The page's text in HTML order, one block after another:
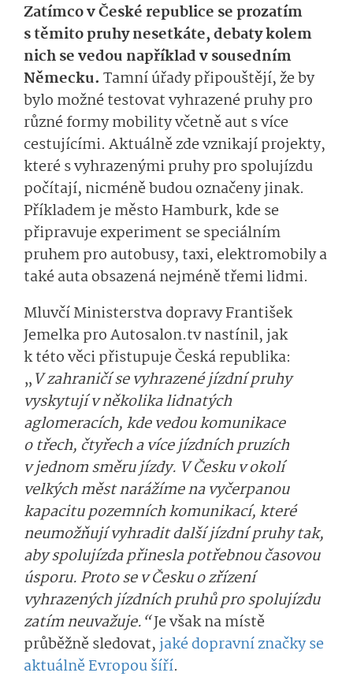
Zatímco v České republice se prozatím
s těmito pruhy nesetkáte, debaty kolem
nich se vedou například v sousedním
Německu. Tamní úřady připouštějí, že by
bylo možné testovat vyhrazené pruhy pro
různé formy mobility včetně aut s více
cestujícími. Aktuálně zde vznikají projekty,
které s vyhrazenými pruhy pro spolujízdu
počítají, nicméně budou označeny jinak.
Příkladem je město Hamburk, kde se
připravuje experiment se speciálním
pruhem pro autobusy, taxi, elektromobily a
také auta obsazená nejméně třemi lidmi.
Mluvčí Ministerstva dopravy František
Jemelka pro Autosalon.tv nastínil, jak
k této věci přistupuje Česká republika:
„V zahraničí se vyhrazené jízdní pruhy
vyskytují v několika lidnatých
aglomeracích, kde vedou komunikace
o třech, čtyřech a více jízdních pruzích
v jednom směru jízdy. V Česku v okolí
velkých měst narážíme na vyčerpanou
kapacitu pozemních komunikací, které
neumožňují vyhradit další jízdní pruhy tak,
aby spolujízda přinesla potřebnou časovou
úsporu. Proto se v Česku o zřízení
vyhrazených jízdních pruhů pro spolujízdu
zatím neuvažuje.“Je však na místě
průběžně sledovat,jaké dopravní značky se
aktuálně Evropou šíří.